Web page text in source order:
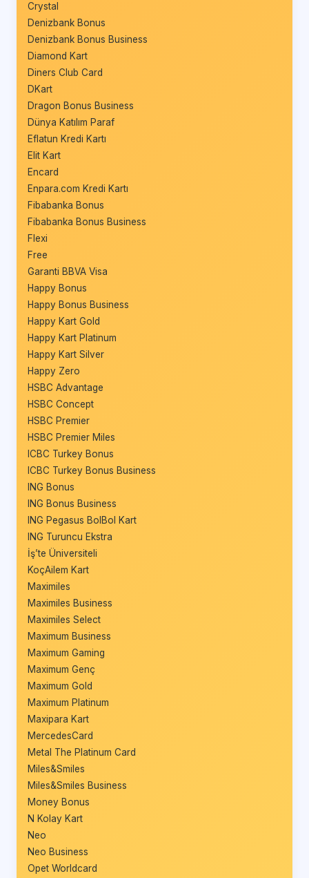
Crystal
Denizbank Bonus
Denizbank Bonus Business
Diamond Kart
Diners Club Card
DKart
Dragon Bonus Business
Dünya Katılım Paraf
Eflatun Kredi Kartı
Elit Kart
Encard
Enpara.com Kredi Kartı
Fibabanka Bonus
Fibabanka Bonus Business
Flexi
Free
Garanti BBVA Visa
Happy Bonus
Happy Bonus Business
Happy Kart Gold
Happy Kart Platinum
Happy Kart Silver
Happy Zero
HSBC Advantage
HSBC Concept
HSBC Premier
HSBC Premier Miles
ICBC Turkey Bonus
ICBC Turkey Bonus Business
ING Bonus
ING Bonus Business
ING Pegasus BolBol Kart
ING Turuncu Ekstra
İş’te Üniversiteli
KoçAilem Kart
Maximiles
Maximiles Business
Maximiles Select
Maximum Business
Maximum Gaming
Maximum Genç
Maximum Gold
Maximum Platinum
Maxipara Kart
MercedesCard
Metal The Platinum Card
Miles&Smiles
Miles&Smiles Business
Money Bonus
N Kolay Kart
Neo
Neo Business
Opet Worldcard